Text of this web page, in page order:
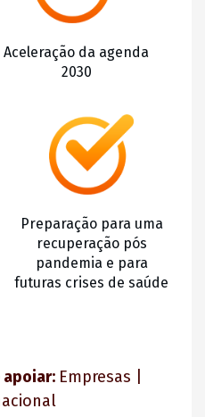
Aceleração da agenda
2030
Preparação para uma
recuperação pós
pandemia e para
futuras crises de saúde
apoiar: Empresas |